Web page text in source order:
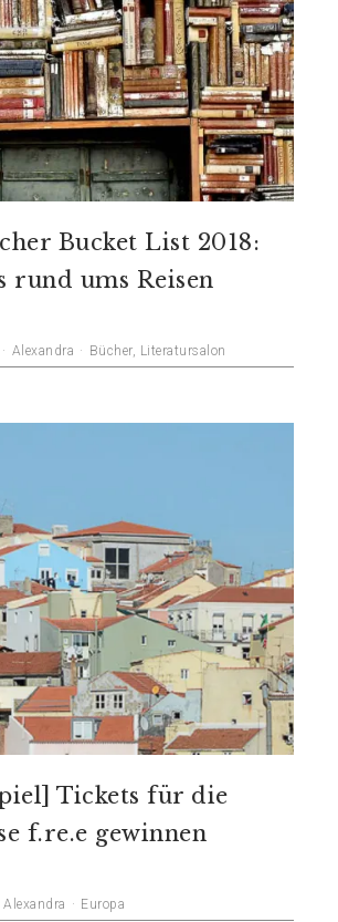
Bucket List 2018:
rund ums Reisen
Alexandra Bücher, Literatursalon
Tickets für die
f.re.e gewinnen
Alexandra Europa